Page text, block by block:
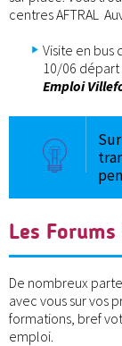
centres AFTRAL
Visite en bus
10/06 départ
Emploi
Les
De nombreux
avec vous sur vos
formations, bref
emploi.